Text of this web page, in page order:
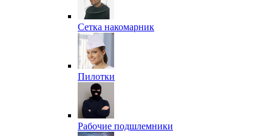
Сетка накомарник
Пилотки
Рабочие подшлемники